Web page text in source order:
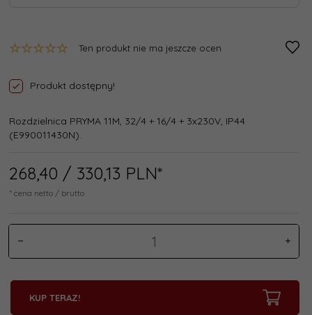
Ten produkt nie ma jeszcze ocen
Produkt dostępny!
Rozdzielnica PRYMA 11M, 32/4 + 16/4 + 3x230V, IP44
(E990011430N).
268,40 / 330,13 PLN*
* cena netto / brutto
KUP TERAZ!